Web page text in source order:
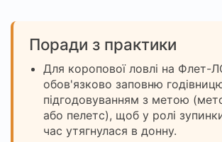
Поради з практики
Для коропової ловлі на
обов'язково заповню
підгодовуванням з метою
або пелетс), щоб у ролі
час утягнулася в донну.